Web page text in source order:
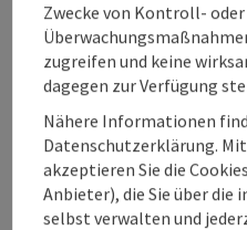
Barrierefreiheit
Kontakt
Zwecke von Kontroll- oder
zugreifen und keine
dagegen zur Verfügung
Nähere Informationen
Datenschutzerklärung.
akzeptieren Sie die
Anbieter), die Sie über
selbst verwalten und